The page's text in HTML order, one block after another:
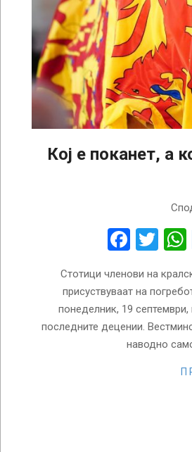
Кој е поканет, а
Стотици членови на
присуствуваат на
понеделник, 19
последните децении.
наводно